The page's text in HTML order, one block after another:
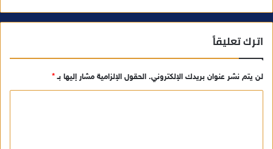
اترك تعليقاً
لن يتم نشر عنوان بريدك الإلكتروني. الحقول الإلزامية مشار إليها بـ*